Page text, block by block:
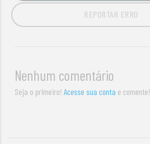
REPORTAR ERRO
Nenhum comentário
Seja o primeiro!Acesse sua conta e comente!